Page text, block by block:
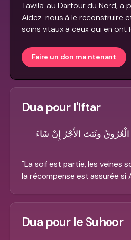
Tawila, au Darfour du Nord, a
Aidez-nous à le reconstruire
soins vitaux à ceux qui en ont
Faire un don maintenant
Dua pour l'Iftar
وَثَبَتَ الأَجْرُ إِنْ شَاءَ
"La soif est partie, les veines
la récompense est assurée si
Dua pour le Suhoor